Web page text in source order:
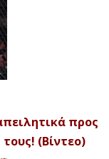
προς
(Βίντεο)